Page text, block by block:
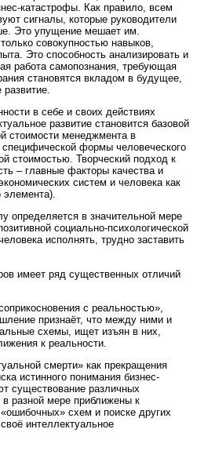
катастрофы. Как правило, всем
сигналы, которые руководители
Это упущение мешает им.
совокупностью навыков,
Это способность анализировать и
работа самопознания, требующая
становятся вкладом в будущее,
в себе и своих действиях
развитие становится базовой
стоимости менеджмента в
специфической формы человеческого
стоимостью. Творческий подход к
– главные факторы качества и
систем и человека как
элемента).
определяется в значительной мере
социально-психологической
исполнять, трудно заставить
имеет ряд существенных отличий
с реальностью»,
признаёт, что между ними и
схемы, ищет изъян в них,
к реальности.
смерти» как прекращения
истинного понимания бизнес-
существование различных
разной мере приближены к
схем и поиске других
интеллектуальное